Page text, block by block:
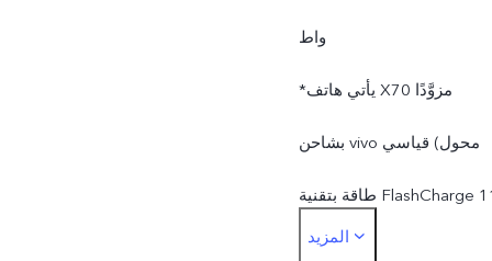
واط
*يأتي هاتف X70 مزوَّدًا
بشاحن vivo قياسي (محول
طاقة بتقنية FlashCharge 11
فولت/4 أمبير) ويدعم حتى 44
المزيد